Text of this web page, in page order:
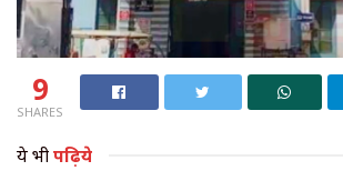
9
SHARES
ये भीपढ़िये